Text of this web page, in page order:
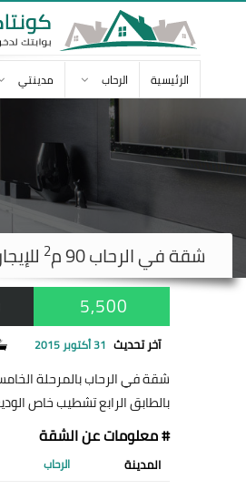
الرئيسية الرحاب مدينتي
شقة فيالرحاب 2
5,500
آخر تحديث 31 أكتوبر 2015
شقة في الرحاب بالمرحلة
بالطابق الرابع تشطيب خاص الوديعة
# معلومات عن الشقة
المدينة الرحاب